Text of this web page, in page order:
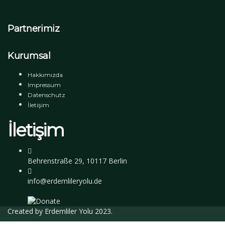
Partnerimiz
Kurumsal
Hakkımızda
Impressum
Datenschutz
İletişim
İletişim
Behrenstraße 29, 10117 Berlin
info@erdemlileryolu.de
Created by Erdemliler Yolu 2023.